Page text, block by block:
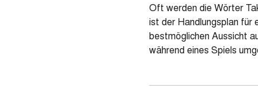
Oft werden die Wörter
ist der Handlungsplan
bestmöglichen Aussicht
während eines Spiels